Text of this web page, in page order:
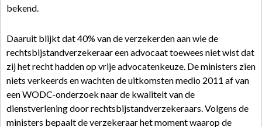
bekend.
Daaruit blijkt dat 40% van de verzekerden aan wie de
rechtsbijstandverzekeraar een advocaat toewees niet wist dat
zij het recht hadden op vrije advocatenkeuze. De ministers zien
niets verkeerds en wachten de uitkomsten medio 2011 af van
een WODC-onderzoek naar de kwaliteit van de
dienstverlening door rechtsbijstandverzekeraars. Volgens de
ministers bepaalt de verzekeraar het moment waarop de